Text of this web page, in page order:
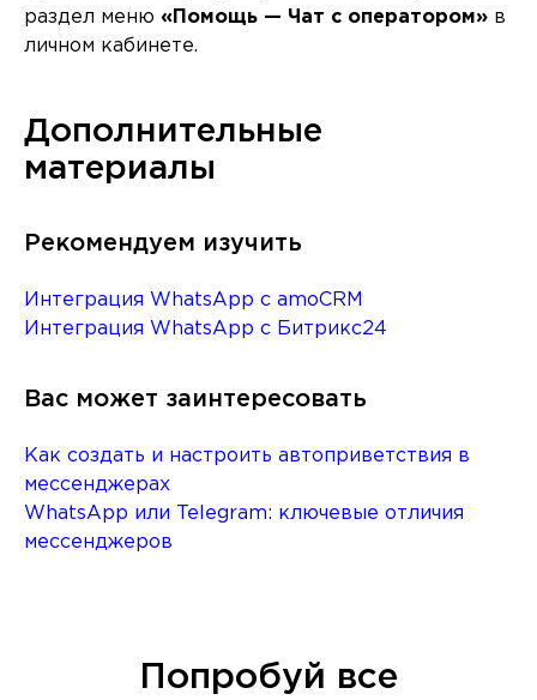
раздел меню «Помощь — Чат с оператором» в
личном кабинете.
Дополнительные
материалы
Рекомендуем изучить
Интеграция WhatsApp с amoCRM
Интеграция WhatsApp с Битрикс24
Вас может заинтересовать
Как создать и настроить автоприветствия в
мессенджерах
WhatsApp или Telegram: ключевые отличия
мессенджеров
Попробуй все